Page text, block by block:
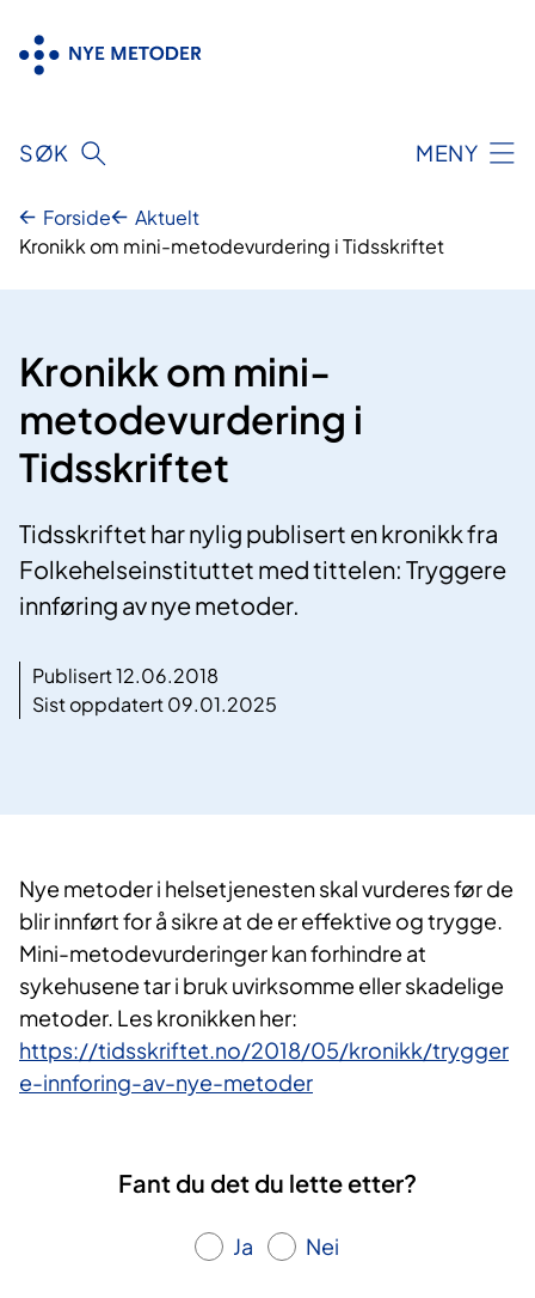
innhold
SØK MENY
Forside
Aktuelt
Kronikk om mini-metodevurdering i Tidsskriftet
Kronikk om mini-
metodevurdering i
Tidsskriftet
Tidsskriftet har nylig publisert en kronikk fra
Folkehelseinstituttet med tittelen: Tryggere
innføring av nye metoder.
Publisert 12.06.2018
Sist oppdatert 09.01.2025
​Nye metoder i helsetjenesten skal vurderes før de
blir innført for å sikre at de er effektive og trygge.
Mini-metodevurderinger kan forhindre at
sykehusene tar i bruk uvirksomme eller skadelige
metoder. Les kronikken her:
https://tidsskriftet.no/2018/05/kronikk/trygger
e-innforing-av-nye-metoder
Fant du det du lette etter?
Ja Nei